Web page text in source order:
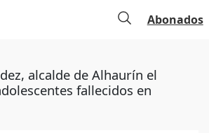
Abonados
alcalde de Alhaurín el
fallecidos en